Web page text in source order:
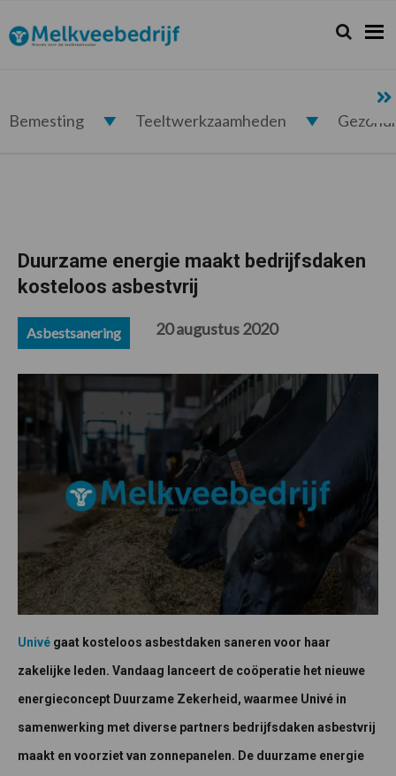
de
hoofdnavigatie
de
hoofd
de
eerste
de
voettekst
Melkveebedrijf.nl Zoeken...
Zoek
Bemesting Teeltwerkzaamheden
Duurzame energie maakt bedrijfsdaken
kosteloos asbestvrij
Asbestsanering 20 augustus 2020
Univé gaat kosteloos asbestdaken saneren voor haar
zakelijke leden. Vandaag lanceert de coöperatie het nieuwe
energieconcept Duurzame Zekerheid, waarmee Univé in
samenwerking met diverse partners bedrijfsdaken asbestvrij
maakt en voorziet van zonnepanelen. De duurzame energie